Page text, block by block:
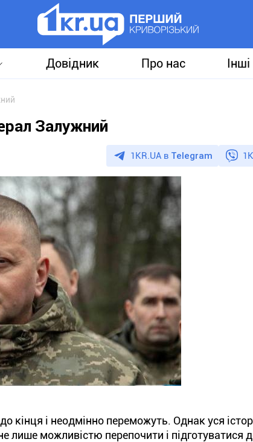
Довідник Про нас
Залужний
1KR.UA в Telegram
кінця і неодмінно переможуть. Однак уся
лише можливістю перепочити і підготуватися